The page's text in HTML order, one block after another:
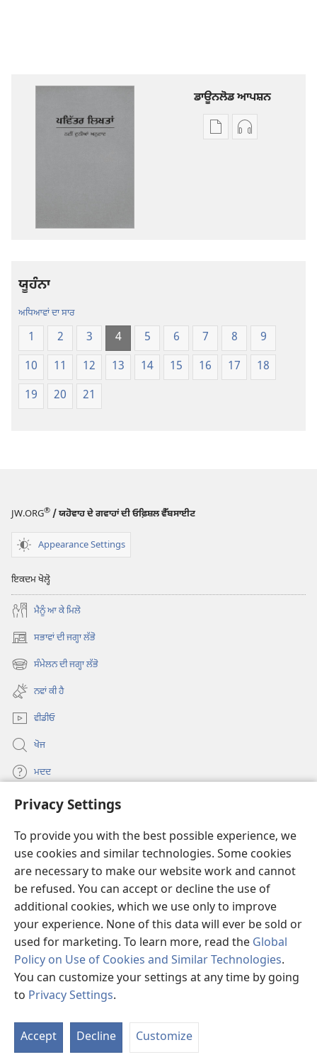
Privacy Settings
To provide you with the best possible experience, we
use cookies and similar technologies. Some cookies
are necessary to make our website work and cannot
be refused. You can accept or decline the use of
additional cookies, which we use only to improve
your experience. None of this data will ever be sold or
used for marketing. To learn more, read the Global
Policy on Use of Cookies and Similar Technologies.
You can customize your settings at any time by going
to Privacy Settings.
Accept Decline Customize
ਡਾਊਨਲੋਡ ਆਪਸ਼ਨ
ਡਿਜੀਟਲਆਡੀਓ
ਯੂਹੰਨਾ
ਅਧਿਆਵਾਂ ਦਾ ਸਾਰ
1 2 3 4 5 6 7 8
9
10
11 12 13 14 15 16 17
18
19
20 21
JW.ORG® / ਯਹੋਵਾਹ ਦੇ ਗਵਾਹਾਂ ਦੀ ਓਫ਼ਿਸ਼ਲ ਵੈੱਬਸਾਈਟ
Appearance Settings
ਇਕਦਮ ਖੋਲ੍ਹੋ
ਮੈਨੂੰ ਆ ਕੇ ਮਿਲੋ
ਸਭਾਵਾਂ ਦੀ ਜਗ੍ਹਾ ਲੱਭੋ
(opens
new ਸੰਮੇਲਨ ਦੀ ਜਗ੍ਹਾ ਲੱਭੋ
(opens
new
window)
ਨਵਾਂ ਕੀ ਹੈ
ਵੀਡੀਓ
ਖੋਜ
ਮਦਦ
ਦਾਨ
new
window)Watchtower ONLINE LIBRARY™
(opens
new
window)JW Hub
(opens
new
window)
®
Copyright© 2026 Watch Tower Bible and Tract Society of Pennsylvania.
ਵਰਤੋਂ ਦੀਆਂ ਸ਼ਰਤਾਂ